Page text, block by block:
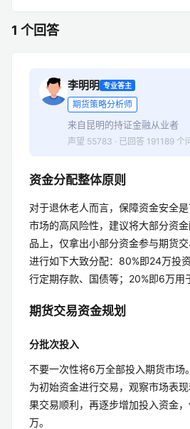
1 个回答
李明明 专业答主
期货策略分析师
来自昆明的持证金融从业者
声望 55783 · 已回答 191189 个
资金分配整体原则
对于退休老人而言，保障资金安全
市场的高风险性，建议将大部分资
品上，仅拿出小部分资金参与期货
进行如下大致分配：80%即24万投
行定期存款、国债等；20%即6万用
期货交易资金规划
分批次投入
不要一次性将6万全部投入期货市
为初始资金进行交易，观察市场表
果交易顺利，再逐步增加投入资金
万。